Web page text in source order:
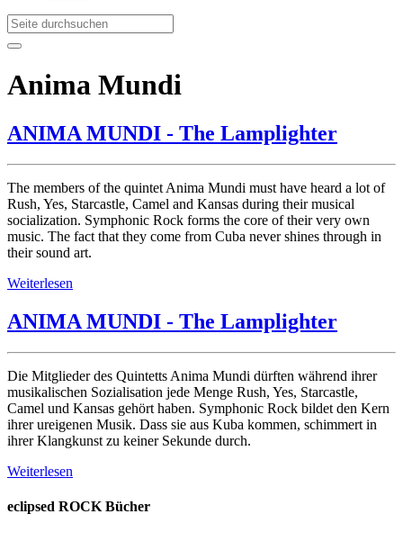
Anima Mundi
ANIMA MUNDI - The Lamplighter
The members of the quintet Anima Mundi must have heard a lot of
Rush, Yes, Starcastle, Camel and Kansas during their musical
socialization. Symphonic Rock forms the core of their very own
music. The fact that they come from Cuba never shines through in
their sound art.
Weiterlesen
ANIMA MUNDI - The Lamplighter
Die Mitglieder des Quintetts Anima Mundi dürften während ihrer
musikalischen Sozialisation jede Menge Rush, Yes, Starcastle,
Camel und Kansas gehört haben. Symphonic Rock bildet den Kern
ihrer ureigenen Musik. Dass sie aus Kuba kommen, schimmert in
ihrer Klangkunst zu keiner Sekunde durch.
Weiterlesen
eclipsed ROCK Bücher